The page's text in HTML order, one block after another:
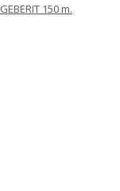
GEBERIT 150 m.